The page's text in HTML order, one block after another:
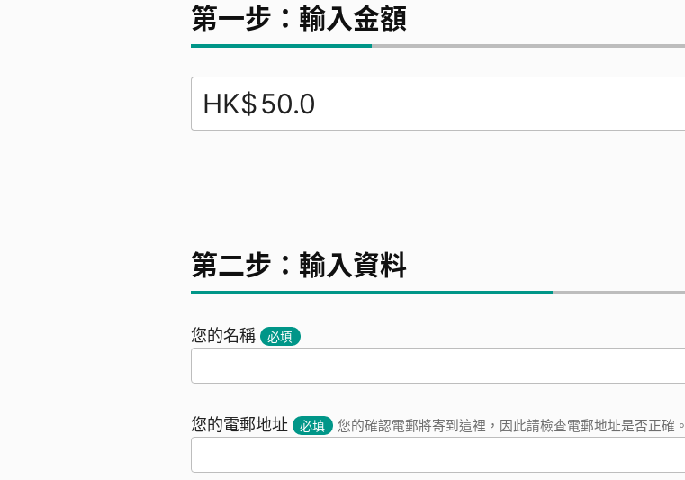
第一步：輸入金額
HK$
第二步：輸入資料
您的名稱 必填
您的電郵地址 必填 您的確認電郵將寄到這裡，因此請檢查電郵地址是否正確。